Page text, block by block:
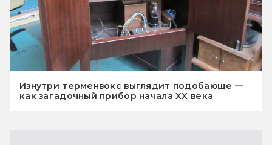
Изнутри терменвокс выглядит подобающе —
как загадочный прибор начала XX века